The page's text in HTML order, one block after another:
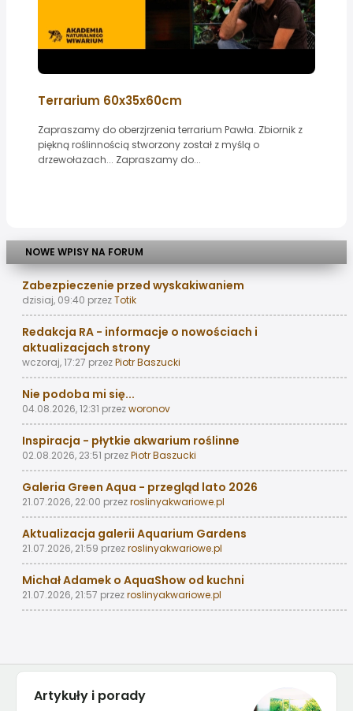
Terrarium 60x35x60cm
Zapraszamy do oberzjrzenia terrarium Pawła. Zbiornik z
piękną roślinnością stworzony został z myślą o
drzewołazach... Zapraszamy do...
NOWE WPISY NA FORUM
Zabezpieczenie przed wyskakiwaniem
dzisiaj, 09:40 przezTotik
Redakcja RA - informacje o nowościach i
aktualizacjach strony
wczoraj, 17:27 przezPiotr Baszucki
Nie podoba mi się...
04.08.2026, 12:31 przezworonov
Inspiracja - płytkie akwarium roślinne
02.08.2026, 23:51 przezPiotr Baszucki
Galeria Green Aqua - przegląd lato 2026
21.07.2026, 22:00 przezroslinyakwariowe.pl
Aktualizacja galerii Aquarium Gardens
21.07.2026, 21:59 przezroslinyakwariowe.pl
Michał Adamek o AquaShow od kuchni
21.07.2026, 21:57 przezroslinyakwariowe.pl
Artykuły i porady